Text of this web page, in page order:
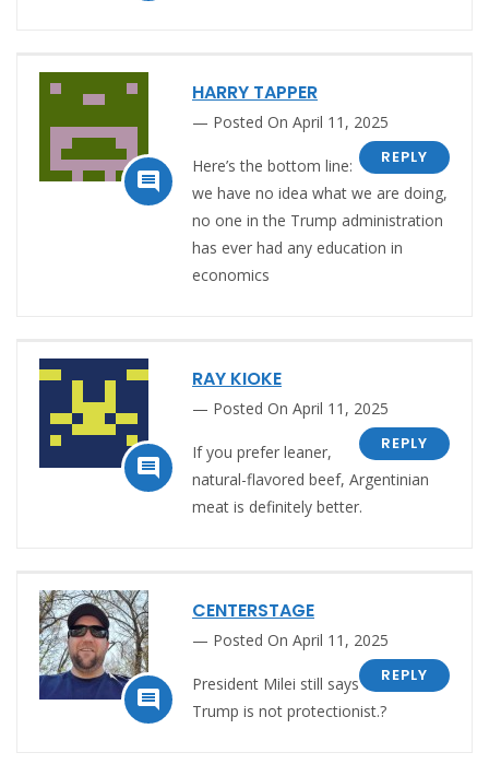

HARRY TAPPER
Posted On April 11, 2025
REPLY
Here’s the bottom line:
we have no idea what we are doing,
no one in the Trump administration
has ever had any education in
economics

RAY KIOKE
Posted On April 11, 2025
REPLY
If you prefer leaner,
natural-flavored beef, Argentinian
meat is definitely better.

CENTERSTAGE
Posted On April 11, 2025
REPLY
President Milei still says
Trump is not protectionist.?